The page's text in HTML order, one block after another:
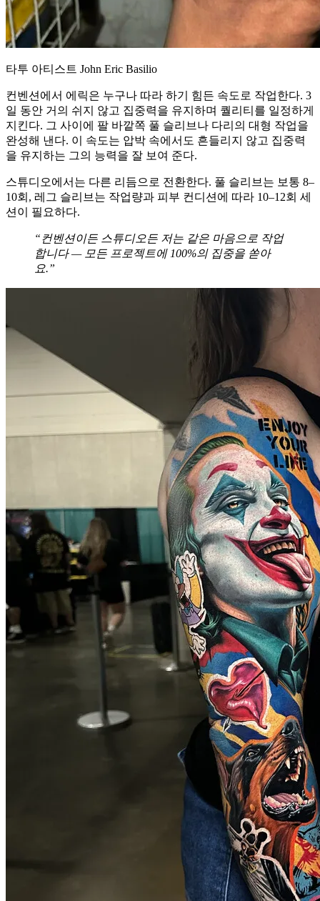
타투 아티스트 John Eric Basilio
컨벤션에서 에릭은 누구나 따라 하기 힘든 속도로 작업한다. 3
일 동안 거의 쉬지 않고 집중력을 유지하며 퀄리티를 일정하게
지킨다. 그 사이에 팔 바깥쪽 풀 슬리브나 다리의 대형 작업을
완성해 낸다. 이 속도는 압박 속에서도 흔들리지 않고 집중력
을 유지하는 그의 능력을 잘 보여 준다.
스튜디오에서는 다른 리듬으로 전환한다. 풀 슬리브는 보통 8–
10회, 레그 슬리브는 작업량과 피부 컨디션에 따라 10–12회 세
션이 필요하다.
“컨벤션이든 스튜디오든 저는 같은 마음으로 작업
합니다 — 모든 프로젝트에 100%의 집중을 쏟아
요.”